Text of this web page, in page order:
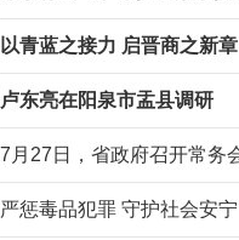
以青蓝之接力 启晋商之新章
卢东亮在阳泉市盂县调研
严惩毒品犯罪 守护社会安宁